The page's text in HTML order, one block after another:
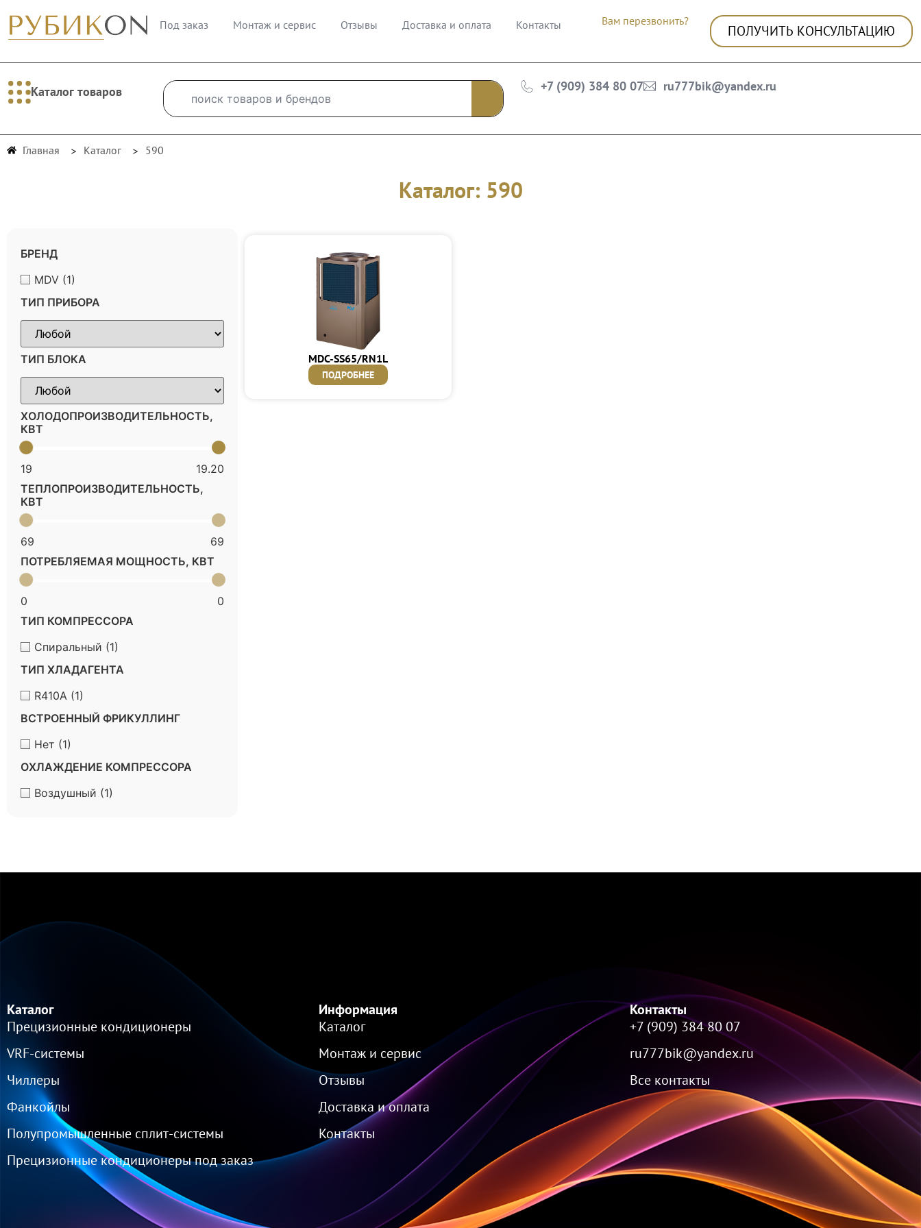
Под заказ Монтаж и сервис Отзывы Доставка и оплата Контакты Вам перезвонить?
ПОЛУЧИТЬ КОНСУЛЬТАЦИЮ
Каталог товаров +7 (909) 384 80 07 ru777bik@yandex.ru
Главная Каталог 590
Каталог: 590
БРЕНД
MDV (1)
ТИП ПРИБОРА
ТИП БЛОКА
ХОЛОДОПРОИЗВОДИТЕЛЬНОСТЬ,
КВТ
19
19.20
ТЕПЛОПРОИЗВОДИТЕЛЬНОСТЬ,
КВТ
69
69
ПОТРЕБЛЯЕМАЯ МОЩНОСТЬ, КВТ
0
0
ТИП КОМПРЕССОРА
Спиральный (1)
ТИП ХЛАДАГЕНТА
R410A (1)
ВСТРОЕННЫЙ ФРИКУЛЛИНГ
Нет (1)
ОХЛАЖДЕНИЕ КОМПРЕССОРА
Воздушный (1)
MDC-SS65/RN1L
ПОДРОБНЕЕ
Каталог
Прецизионные кондиционеры
VRF-cистемы
Чиллеры
Фанкойлы
Полупромышленные сплит-системы
Прецизионные кондиционеры под заказ
Информация
Каталог
Монтаж и сервис
Отзывы
Доставка и оплата
Контакты
Контакты
+7 (909) 384 80 07
ru777bik@yandex.ru
Все контакты